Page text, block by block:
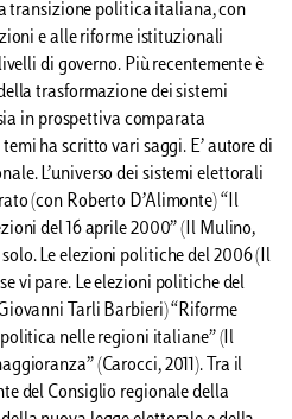
transizione politica italiana, con
e alle riforme istituzionali
di governo. Più recentemente è
trasformazione dei sistemi
in prospettiva comparata
ha scritto vari saggi. E’ autore di
L’universo dei sistemi elettorali
(con Roberto D’Alimonte) “Il
del 16 aprile 2000” (Il Mulino,
Le elezioni politiche del 2006 (Il
vi pare. Le elezioni politiche del
Tarli Barbieri) “Riforme
nelle regioni italiane” (Il
(Carocci, 2011). Tra il
del Consiglio regionale della